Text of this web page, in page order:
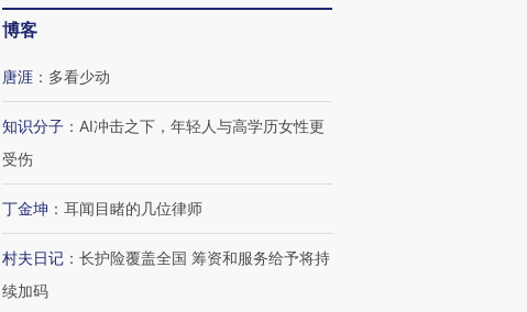
博客
唐涯 ： 多看少动
知识分子 ： AI冲击之下，年轻人与高学历女性更
受伤
丁金坤 ： 耳闻目睹的几位律师
村夫日记 ： 长护险覆盖全国 筹资和服务给予将持
续加码